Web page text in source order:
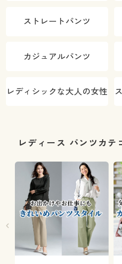
ストレートパンツ
カジュアルパンツ
レディシックな大人の女性
レディース パンツカテ